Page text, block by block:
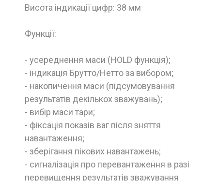
Висота індикації цифр: 38 мм
Функції:
- усереднення маси (HOLD функція);
- індикація Брутто/Нетто за вибором;
- накопичення маси (підсумовування
результатів декількох зважувань);
- вибір маси тари;
- фіксація показів ваг після зняття
навантаження;
- зберігання пікових навантажень;
- сигналізація про перевантаження в разі
перевищення результатів зважування